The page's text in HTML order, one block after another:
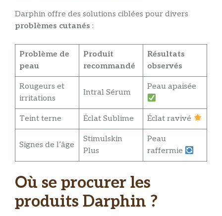
Darphin offre des solutions ciblées pour divers
problèmes cutanés :
Problème de
peau
Produit
recommandé
Résultats
observés
Rougeurs et
irritations
Intral Sérum
Peau apaisée
Teint terne Éclat Sublime Éclat ravivé
Signes de l’âge
Stimulskin
Plus
Peau
raffermie
Où se procurer les
produits Darphin ?